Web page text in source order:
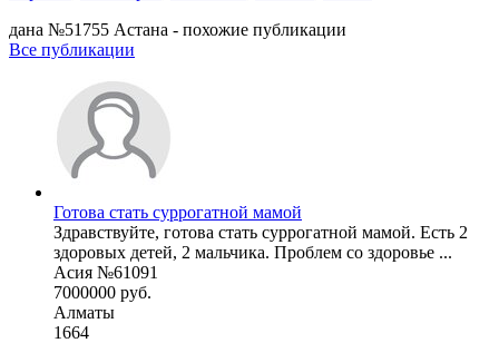
дана №51755 Астана - похожие публикации
Все публикации
Готова стать суррогатной мамой
Здравствуйте, готова стать суррогатной мамой. Есть 2
здоровых детей, 2 мальчика. Проблем со здоровье ...
Асия №61091
7000000 руб.
Алматы
1664